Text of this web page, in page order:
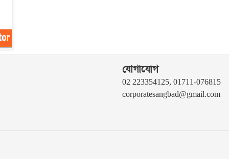
যোগাযোগ
02 223354125, 01711-076815
corporatesangbad@gmail.com